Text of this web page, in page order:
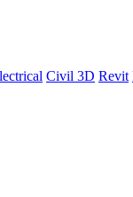
Civil 3D Revit